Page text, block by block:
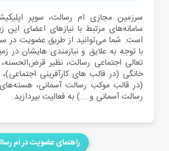
سرزمین مجازی ام‌ رسالت، سوپر
سامانه‌های مرتبط با نیازهای اعضای این
است. شما می‌توانید از طریق عضویت در
با توجه به علایق و نیازمندی‌ ‌هایشان در
تعالی اجتماعی رسالت، نظیر
خانگی (در قالب های کارآفرینی اجتماعی)،
(در قالب موکب رسالت آسمانی،
رسالت آسمانی و ...) به فعالیت بپردازید.
راهنمای عضویت در ام